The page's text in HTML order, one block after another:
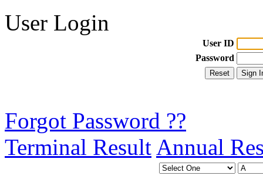
User Login
User ID
Password
Forgot Password ??
Terminal Result Annual